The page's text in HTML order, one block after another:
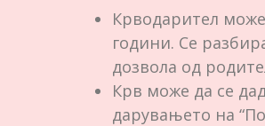
Крводарител
години. Се
дозвола од
Крв може да се
дарувањето на